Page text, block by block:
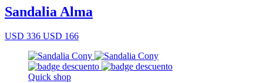
Sandalia Alma
USD 336 USD 166
Quick shop